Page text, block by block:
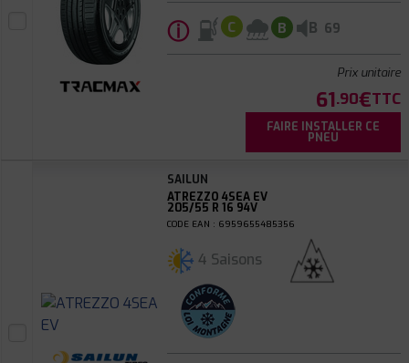
ⓘ C B B 69
Prix unitaire
61.90€TTC
FAIRE INSTALLER CE
PNEU
SAILUN
ATREZZO 4SEA EV
205/55 R 16 94V
CODE EAN : 6959655485356
4 Saisons